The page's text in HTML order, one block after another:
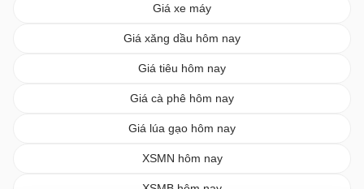
Giá xe máy
Giá xăng dầu hôm nay
Giá tiêu hôm nay
Giá cà phê hôm nay
Giá lúa gạo hôm nay
XSMN hôm nay